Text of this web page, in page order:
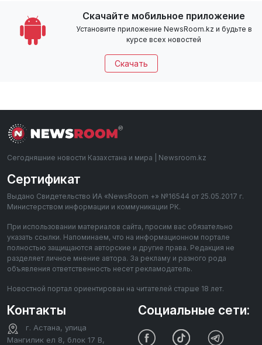
Скачайте мобильное приложение
Установите приложение NewsRoom.kz и будьте в
курсе всех новостей
Скачать
Сегодняшние новости Казахстана и мира | Newsroom.kz
Сертификат
Выдано Свидетельство ИА «NewsRoom +» №16544 от 25.05.2017 г.
Министерством информации и коммуникации РК.
При использовании материалов сайта, просим вас обязательно
указать ссылки. Напоминаем, что на информационном портале
полностью защищаются авторские и другие права. Редакция не
разделяет личное мнение автора. За рекламу и разного рода
объявления ответственность несет рекламодатель.
Новостной портал ориентирован на читателей старше 18 лет.
Контакты
г. Астана, улица
Мангилик ел 8, блок 17 В,
Социальные сети: